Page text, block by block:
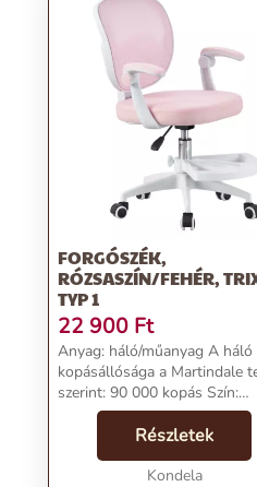
FORGÓSZÉK,
RÓZSASZÍN/FEHÉR,
TYP 1
22 900 Ft
Anyag: háló/műanyag A háló
kopásállósága a Martindale
szerint: 90 000 kopás Szín:
rózsaszín/fehér Méretek
(SzxMéxMa): 59x54x81-91 cm
Ülés magassága: 44-54 cm
mélysége: 42 cm Ülés
Részletek
Kondela